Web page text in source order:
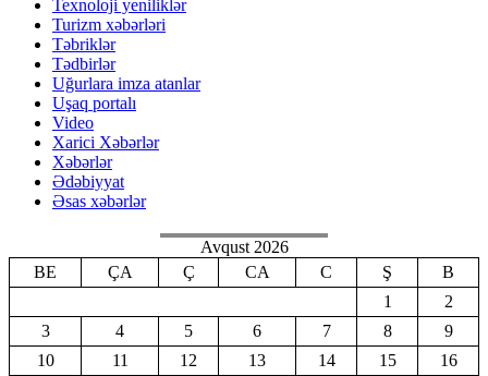
Texnoloji yeniliklər
Turizm xəbərləri
Təbriklər
Tədbirlər
Uğurlara imza atanlar
Uşaq portalı
Video
Xarici Xəbərlər
Xəbərlər
Ədəbiyyat
Əsas xəbərlər
Avqust 2026
BE
ÇA Ç CA C Ş
B
1
2
3
4 5 6 7 8
9
10
11 12 13 14 15
16